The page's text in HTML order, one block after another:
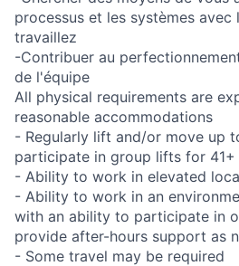
processus et les systèmes avec
travaillez
-Contribuer au
de l'équipe
All physical requirements are
reasonable accommodations
- Regularly lift and/or move up
participate in group lifts for 41+
- Ability to work in elevated
- Ability to work in an
with an ability to participate in
provide after-hours support as
- Some travel may be required